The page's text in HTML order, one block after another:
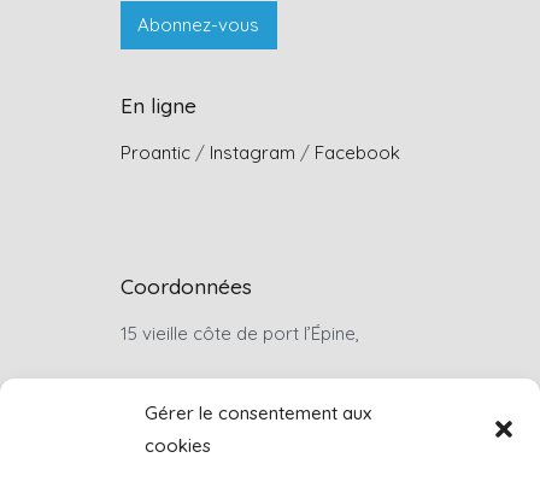
Gérer le consentement aux
cookies
En ligne
Proantic / Instagram / Facebook
Coordonnées
15 vieille côte de port l’Épine,
Sur rendez-vous uniquement